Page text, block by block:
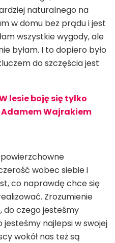
naturalnego na
w domu bez prądu i jest
wszystkie wygody, ale
byłam. I to dopiero było
do szczęścia jest
W lesie boję się tylko
Wajrakiem
wobec siebie i
co naprawdę chce się
Zrozumienie
czego jesteśmy
najlepsi w swojej
wokół nas też są